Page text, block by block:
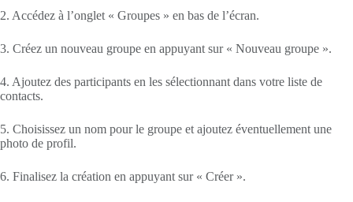
2. Accédez à l’onglet « Groupes » en bas de l’écran.
3. Créez un nouveau groupe en appuyant sur « Nouveau groupe ».
4. Ajoutez des participants en les sélectionnant dans votre liste de
contacts.
5. Choisissez un nom pour le groupe et ajoutez éventuellement une
photo de profil.
6. Finalisez la création en appuyant sur « Créer ».